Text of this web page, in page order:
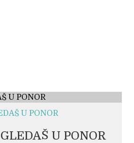
U PONOR
U PONOR